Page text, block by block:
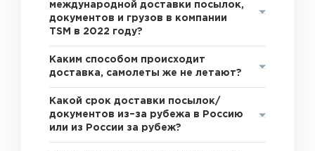
международной доставки посылок,
документов и грузов в компании
TSM в 2022 году?
Каким способом происходит
доставка, самолеты же не летают?
Какой срок доставки посылок/
документов из–за рубежа в Россию
или из России за рубеж?